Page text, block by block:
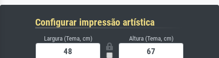
Configurar impressão artística
Largura (Tema, cm) Altura (Tema, cm)